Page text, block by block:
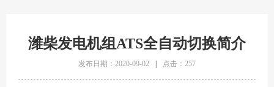
潍柴发电机组ATS全自动切换简介
发布日期：2020-09-02 点击：257